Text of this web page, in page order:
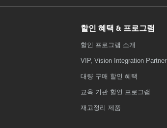
할인 혜택 & 프로그램
할인 프로그램 소개
VIP, Vision Integration Partner
대량 구매 할인 혜택
교육 기관 할인 프로그램
재고정리 제품